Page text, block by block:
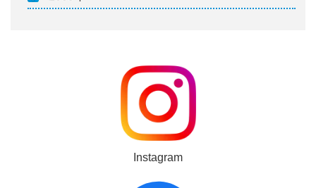
Instagram